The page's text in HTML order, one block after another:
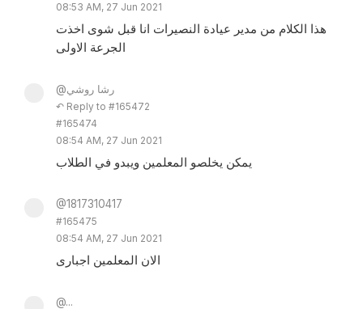
08:53 AM, 27 Jun 2021
هذا الكلام من مدير عيادة النصيرات انا قبل شوى اخذت
الجرعة الاولى
@رشا روشي
↶ Reply to #165472
#165474
08:54 AM, 27 Jun 2021
يمكن يخلصو المعلمين ويبدو في الطلاب
@1817310417
#165475
08:54 AM, 27 Jun 2021
الان المعلمين اجبارى
@...